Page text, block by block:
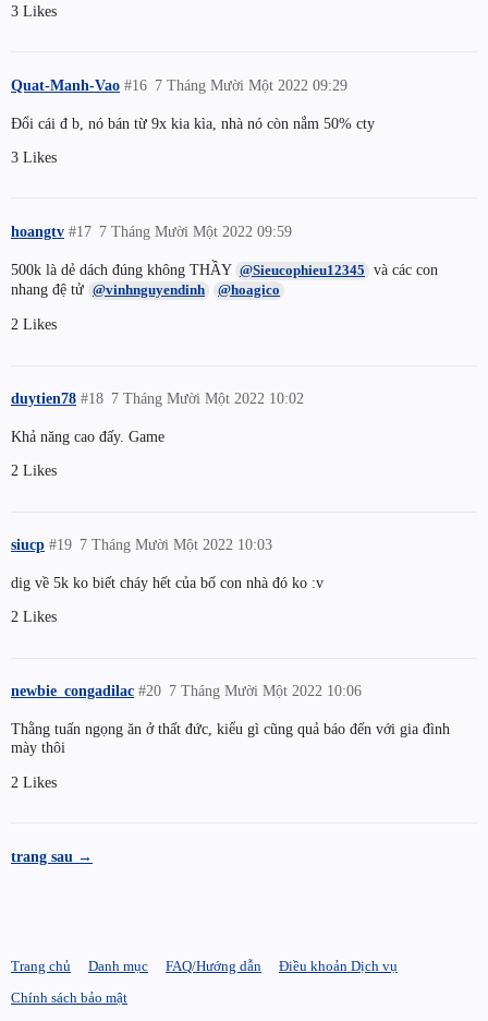
3 Likes
Quat-Manh-Vao 7 Tháng Mười Một 2022 09:29
#16
Đổi cái đ b, nó bán từ 9x kia kìa, nhà nó còn nắm 50% cty
3 Likes
hoangtv 7 Tháng Mười Một 2022 09:59
#17
500k là dẻ dách đúng không THẦY @Sieucophieu12345 và các con
nhang đệ tử @vinhnguyendinh @hoagico
2 Likes
duytien78 7 Tháng Mười Một 2022 10:02
#18
Khả năng cao đấy. Game
2 Likes
siucp 7 Tháng Mười Một 2022 10:03
#19
dig về 5k ko biết cháy hết của bố con nhà đó ko :v
2 Likes
newbie_congadilac 7 Tháng Mười Một 2022 10:06
#20
Thằng tuấn ngọng ăn ở thất đức, kiểu gì cũng quả báo đến với gia đình
mày thôi
2 Likes
trang sau →
Trang chủ Danh mục FAQ/Hướng dẫn
Điều khoản Dịch vụ
Chính sách bảo mật